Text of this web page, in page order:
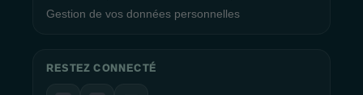
Gestion de vos données personnelles
RESTEZ CONNECTÉ